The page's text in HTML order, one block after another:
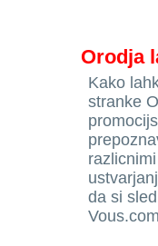
Orodja
Kako
stranke
da si